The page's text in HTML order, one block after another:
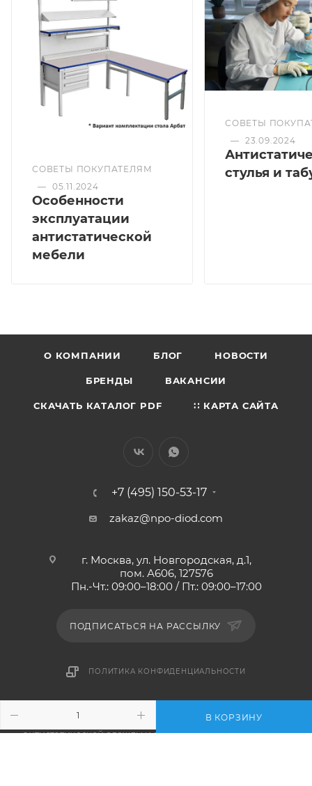
В КОРЗИНУ
СОВЕТЫ ПОКУПАТЕЛЯМ
— 05.11.2024
Особенности
эксплуатации
антистатической
мебели
СОВЕТЫ
— 23.09.2024
стулья и
О КОМПАНИИ БЛОГ НОВОСТИ
БРЕНДЫ ВАКАНСИИ
СКАЧАТЬ КАТАЛОГ PDF ∷ КАРТА САЙТА
+7 (495) 150-53-17
zakaz@npo-diod.com
г. Москва, ул. Новгородская, д.1,
пом. А606, 127576
Пн.-Чт.: 09:00–18:00 / Пт.: 09:00–17:00
ПОДПИСАТЬСЯ НА РАССЫЛКУ
ПОЛИТИКА КОНФИДЕНЦИАЛЬНОСТИ
2010-2026 © НПО ДИОД - интернет-магазин
антистатической одежды и обуви, мебели и оснащения.